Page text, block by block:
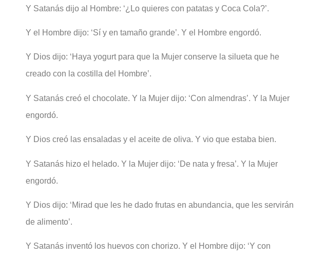
Y Satanás dijo al Hombre: ‘¿Lo quieres con patatas y Coca Cola?’.
Y el Hombre dijo: ‘Sí y en tamaño grande’. Y el Hombre engordó.
Y Dios dijo: ‘Haya yogurt para que la Mujer conserve la silueta que he
creado con la costilla del Hombre’.
Y Satanás creó el chocolate. Y la Mujer dijo: ‘Con almendras’. Y la Mujer
engordó.
Y Dios creó las ensaladas y el aceite de oliva. Y vio que estaba bien.
Y Satanás hizo el helado. Y la Mujer dijo: ‘De nata y fresa’. Y la Mujer
engordó.
Y Dios dijo: ‘Mirad que les he dado frutas en abundancia, que les servirán
de alimento’.
Y Satanás inventó los huevos con chorizo. Y el Hombre dijo: ‘Y con